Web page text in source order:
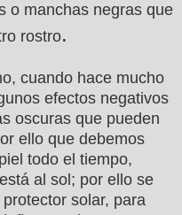
o manchas negras que
rostro.
cuando hace mucho
efectos negativos
oscuras que pueden
ello que debemos
todo el tiempo,
al sol; por ello se
solar, para